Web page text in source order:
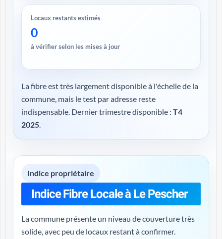
Locaux restants estimés
0
à vérifier selon les mises à jour
La fibre est très largement disponible à l'échelle de la
commune, mais le test par adresse reste
indispensable. Dernier trimestre disponible : T4
2025.
Indice propriétaire
Indice Fibre Locale à Le Pescher
La commune présente un niveau de couverture très
solide, avec peu de locaux restant à confirmer.